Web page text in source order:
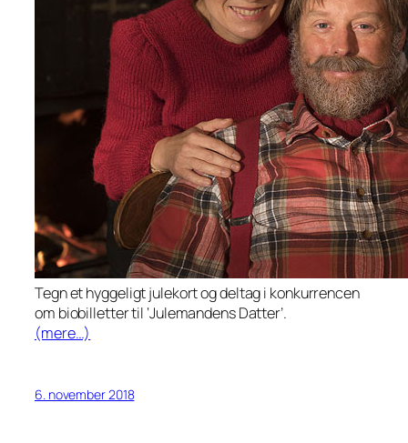
Tegn et hyggeligt julekort og deltag i konkurrencen
om biobilletter til ‘Julemandens Datter’.
(mere…)
6. november 2018